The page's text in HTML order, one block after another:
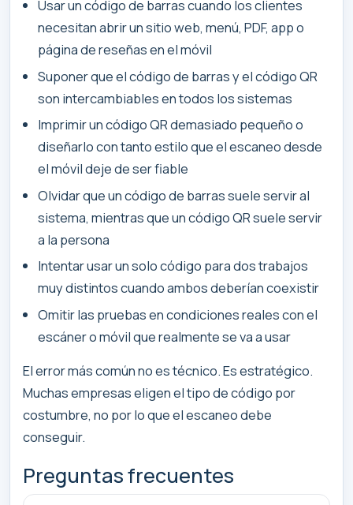
Usar un código de barras cuando los clientes
necesitan abrir un sitio web, menú, PDF, app o
página de reseñas en el móvil
Suponer que el código de barras y el código QR
son intercambiables en todos los sistemas
Imprimir un código QR demasiado pequeño o
diseñarlo con tanto estilo que el escaneo desde
el móvil deje de ser fiable
Olvidar que un código de barras suele servir al
sistema, mientras que un código QR suele servir
a la persona
Intentar usar un solo código para dos trabajos
muy distintos cuando ambos deberían coexistir
Omitir las pruebas en condiciones reales con el
escáner o móvil que realmente se va a usar
El error más común no es técnico. Es estratégico.
Muchas empresas eligen el tipo de código por
costumbre, no por lo que el escaneo debe
conseguir.
Preguntas frecuentes